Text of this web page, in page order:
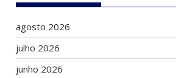
agosto 2026
julho 2026
junho 2026